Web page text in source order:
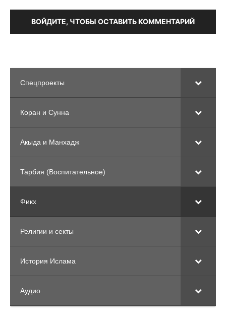
ВОЙДИТЕ, ЧТОБЫ ОСТАВИТЬ КОММЕНТАРИЙ
Спецпроекты
Коран и Сунна
Акыда и Манхадж
Тарбия (Воспитательное)
Фикх
Религии и секты
История Ислама
Аудио